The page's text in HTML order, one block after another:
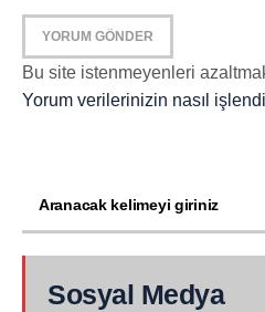
Bu site istenmeyenleri
Yorum verilerinizin nasıl
Sosyal Medya